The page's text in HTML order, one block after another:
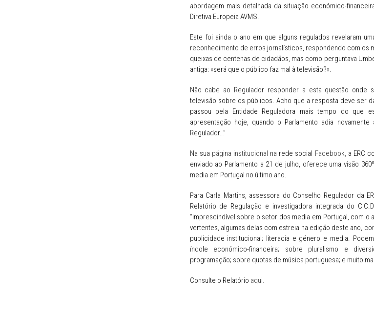
abordagem mais detalhada da situação económico-
Diretiva Europeia AVMS.
Este foi ainda o ano em que alguns regulados revelaram
reconhecimento de erros jornalísticos, respondendo com os
queixas de centenas de cidadãos, mas como perguntava
antiga: «será que o público faz mal à televisão?».
Não cabe ao Regulador responder a esta questão onde
televisão sobre os públicos. Acho que a resposta deve ser
passou pela Entidade Reguladora mais tempo do que
apresentação hoje, quando o Parlamento adia
Regulador…”
Na sua página institucional na rede social Facebook, a ERC
enviado ao Parlamento a 21 de julho, oferece uma visão
media em Portugal no último ano.
Para Carla Martins, assessora do Conselho Regulador da
Relatório de Regulação e investigadora integrada do
“imprescindível sobre o setor dos media em Portugal, com
vertentes, algumas delas com estreia na edição deste ano,
publicidade institucional; literacia e género e media.
índole económico-financeira; sobre pluralismo e
programação; sobre quotas de música portuguesa; e muito
Consulte o Relatório aqui.